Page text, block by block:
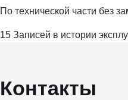
По технической части без
15 Записей в истории
Контакты